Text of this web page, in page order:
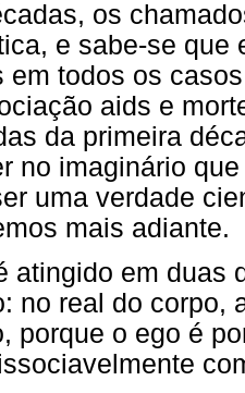
os
e sabe-se que
em todos os
aids e
da primeira
no imaginário
uma verdade
mais adiante.
atingido em duas
no real do corpo,
porque o ego é